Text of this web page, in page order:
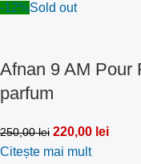
-12%Sold out
Afnan 9 AM Pour
parfum
250,00lei 220,00 lei
Citește mai mult